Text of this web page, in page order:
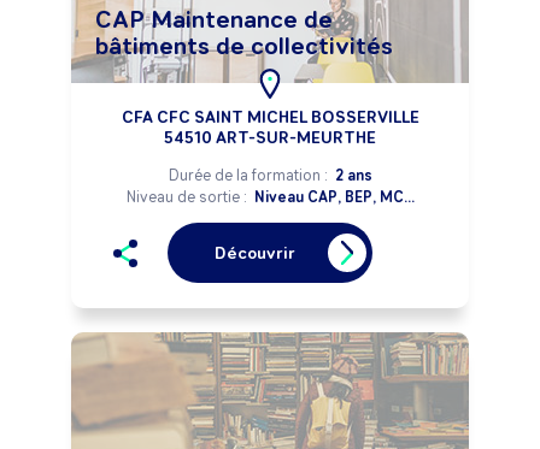
CAP Maintenance de
bâtiments de collectivités
CFA CFC SAINT MICHEL BOSSERVILLE
54510 ART-SUR-MEURTHE
Durée de la formation : 2 ans
Niveau de sortie : Niveau CAP, BEP, MC...
Découvrir